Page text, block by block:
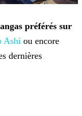
préférés sur
Ashi ou encore
dernières